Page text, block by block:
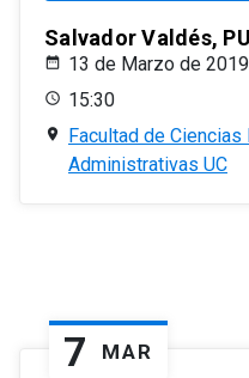
Salvador Valdés,
13 de Marzo de 2019
15:30
Facultad de Ciencias
Administrativas UC
7 MAR